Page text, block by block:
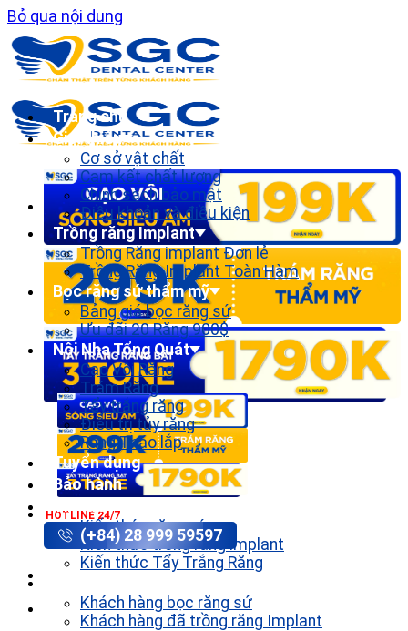
Bỏ qua nội dung
HOTLINE 24/7
(+84) 28 999 59597
Trang chủ
Giới thiệu
Cơ sở vật chất
Cam kết chất lượng
Chính sách bảo mật
Điều khoản và điều kiện
Trồng răng Implant
Trồng Răng implant Đơn lẻ
Trồng Răng Implant Toàn Hàm
Bọc răng sứ thẩm mỹ
Bảng giá bọc răng sứ
Ưu đãi 20 Răng 900$
Nội Nha Tổng Quát
Cạo Vôi Răng
Trám Răng
Tẩy trắng răng
Điều trị tủy răng
Răng Tháo lắp
Tuyển dụng
Bảo hành
Kiến thức răng sứ
Kiến thức trồng răng implant
Kiến thức Tẩy Trắng Răng
Khách hàng bọc răng sứ
Khách hàng đã trồng răng Implant